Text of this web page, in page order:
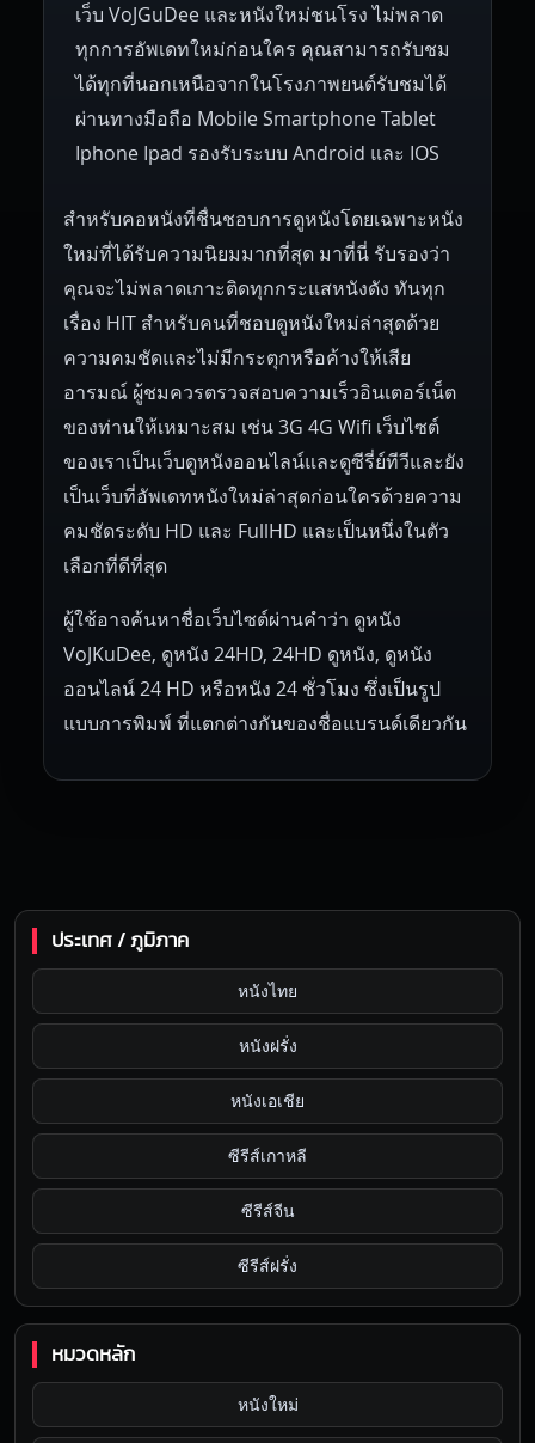
1938 1937 1930 1928 1916
Czech Republic Brazil Turkey
เว็บ VoJGuDee และหนังใหม่ชนโรง ไม่พลาด
ทุกการอัพเดทใหม่ก่อนใคร คุณสามารถรับชม
ได้ทุกที่นอกเหนือจากในโรงภาพยนต์รับชมได้
ผ่านทางมือถือ Mobile Smartphone Tablet
Iphone Ipad รองรับระบบ Android และ IOS
สำหรับคอหนังที่ชื่นชอบการดูหนังโดยเฉพาะหนัง
ใหม่ที่ได้รับความนิยมมากที่สุด มาที่นี่ รับรองว่า
คุณจะไม่พลาดเกาะติดทุกกระแสหนังดัง ทันทุก
เรื่อง HIT สำหรับคนที่ชอบดูหนังใหม่ล่าสุดด้วย
ความคมชัดและไม่มีกระตุกหรือค้างให้เสีย
อารมณ์ ผู้ชมควรตรวจสอบความเร็วอินเตอร์เน็ต
ของท่านให้เหมาะสม เช่น 3G 4G Wifi เว็บไซต์
ของเราเป็นเว็บดูหนังออนไลน์และดูซีรี่ย์ทีวีและยัง
เป็นเว็บที่อัพเดทหนังใหม่ล่าสุดก่อนใครด้วยความ
คมชัดระดับ HD และ FullHD และเป็นหนึ่งในตัว
เลือกที่ดีที่สุด
ผู้ใช้อาจค้นหาชื่อเว็บไซต์ผ่านคำว่า ดูหนัง
VoJKuDee, ดูหนัง 24HD, 24HD ดูหนัง, ดูหนัง
ออนไลน์ 24 HD หรือหนัง 24 ชั่วโมง ซึ่งเป็นรูป
แบบการพิมพ์ ที่แตกต่างกันของชื่อแบรนด์เดียวกัน
ประเทศ / ภูมิภาค
หนังไทย
หนังฝรั่ง
หนังเอเชีย
ซีรีส์เกาหลี
ซีรีส์จีน
ซีรีส์ฝรั่ง
หมวดหลัก
หนังใหม่